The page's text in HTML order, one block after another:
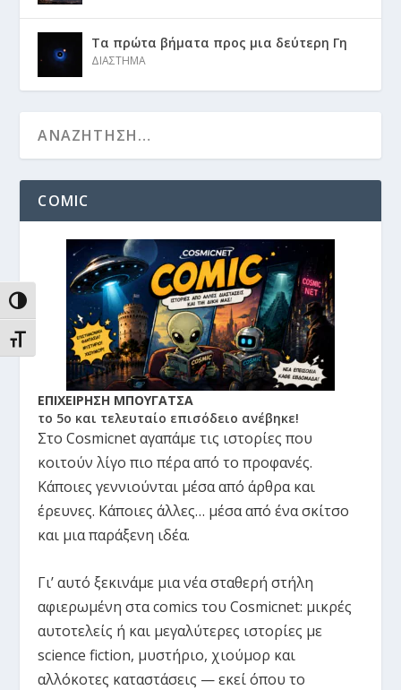
ΕΝΑΛΛΑΓΉ ΥΨΗΛΉΣ ΑΝΤΊΘΕΣΗΣ
ΕΝΑΛΛΑΓΉ ΜΕΓΈΘΟΥΣ ΓΡΑΜΜΆΤΩΝ
Τα πρώτα βήματα προς μια δεύτερη Γη
ΔΙΑΣΤΗΜΑ
COMIC
ΕΠΙΧΕΙΡΗΣΗ ΜΠΟΥΓΑΤΣΑ
το 5ο και τελευταίο επισόδειο ανέβηκε!
Στο Cosmicnet αγαπάμε τις ιστορίες που
κοιτούν λίγο πιο πέρα από το προφανές.
Κάποιες γεννιούνται μέσα από άρθρα και
έρευνες. Κάποιες άλλες… μέσα από ένα σκίτσο
και μια παράξενη ιδέα.
Γι’ αυτό ξεκινάμε μια νέα σταθερή στήλη
αφιερωμένη στα comics του Cosmicnet: μικρές
αυτοτελείς ή και μεγαλύτερες ιστορίες με
science fiction, μυστήριο, χιούμορ και
αλλόκοτες καταστάσεις — εκεί όπου το